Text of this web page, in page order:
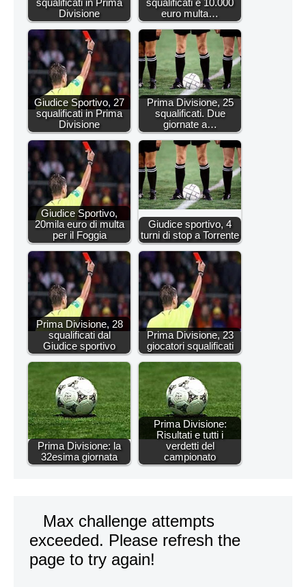
squalificati in Prima
Divisione
squalificati e 10.000
euro multa…
Giudice Sportivo, 27
squalificati in Prima
Divisione
Prima Divisione, 25
squalificati. Due
giornate a…
Giudice Sportivo,
20mila euro di multa
per il Foggia
Giudice sportivo, 4
turni di stop a Torrente
Prima Divisione, 28
squalificati dal
Giudice sportivo
Prima Divisione, 23
giocatori squalificati
Prima Divisione: la
32esima giornata
Prima Divisione:
Risultati e tutti i
verdetti del
campionato